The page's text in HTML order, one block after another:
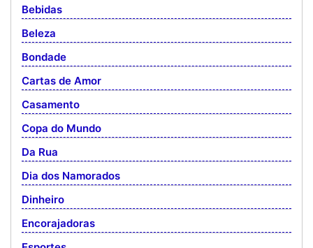
Bebidas
Beleza
Bondade
Cartas de Amor
Casamento
Copa do Mundo
Da Rua
Dia dos Namorados
Dinheiro
Encorajadoras